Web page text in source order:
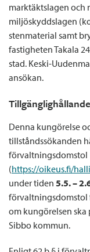
marktäktslagen och
miljöskyddslagen
stenmaterial samt
fastigheten Takala
stad. Keski-
ansökan.
Denna kungörelse
tillståndssökanden
förvaltningsdomstol
(https://oikeus.fi/
under tiden5.5. –
förvaltningsdomstol
om kungörelsen ska
Sibbo kommun.